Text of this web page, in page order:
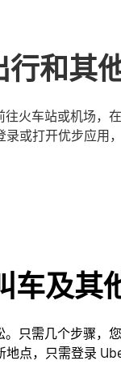
行和其
火车站或机场，
或打开优步应用
车及其
只需几个步骤，
点，只需登录